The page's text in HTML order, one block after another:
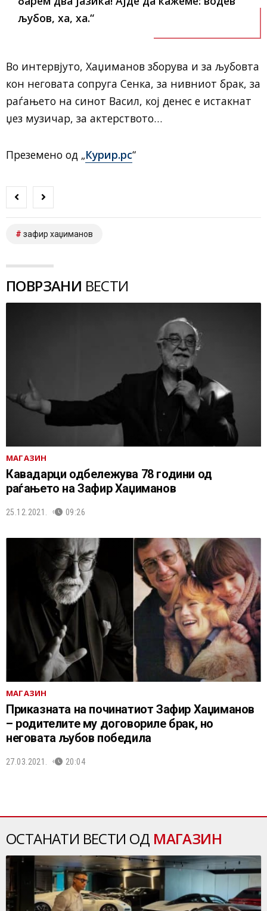
љубов, ха, ха.“
Во интервјуто, Хаџиманов зборува и за љубовта
кон неговата сопруга Сенка, за нивниот брак, за
раѓањето на синот Васил, кој денес е истакнат
џез музичар, за актерството…
Преземено од „Курир.рс“
зафир хаџиманов
ПОВРЗАНИ ВЕСТИ
МАГАЗИН
Кавадарци одбележува 78 години од
раѓањето на Зафир Хаџиманов
25.12.2021. 09:26
МАГАЗИН
Приказната на починатиот Зафир Хаџиманов
– родителите му договориле брак, но
неговата љубов победила
27.03.2021. 20:04
ОСТАНАТИ ВЕСТИ ОД МАГАЗИН